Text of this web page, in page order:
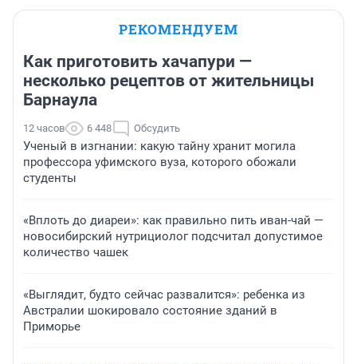
РЕКОМЕНДУЕМ
Как приготовить хачапури —
несколько рецептов от жительницы
Барнаула
12 часов 6 448 Обсудить
Ученый в изгнании: какую тайну хранит могила
профессора уфимского вуза, которого обожали
студенты
«Вплоть до диареи»: как правильно пить иван-чай —
новосибирский нутрициолог подсчитал допустимое
количество чашек
«Выглядит, будто сейчас развалится»: ребенка из
Австралии шокировало состояние зданий в
Приморье